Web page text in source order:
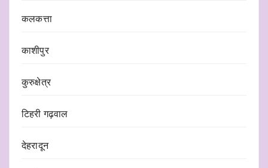
कलकत्ता
काशीपुर
कुरुक्षेत्र
टिहरी गढ़वाल
देहरादून